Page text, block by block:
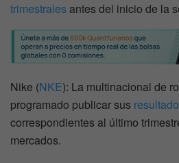
trimestrales antes del inicio de la
Nike (NKE): La multinacional de
programado publicar sus
correspondientes al último
mercados.